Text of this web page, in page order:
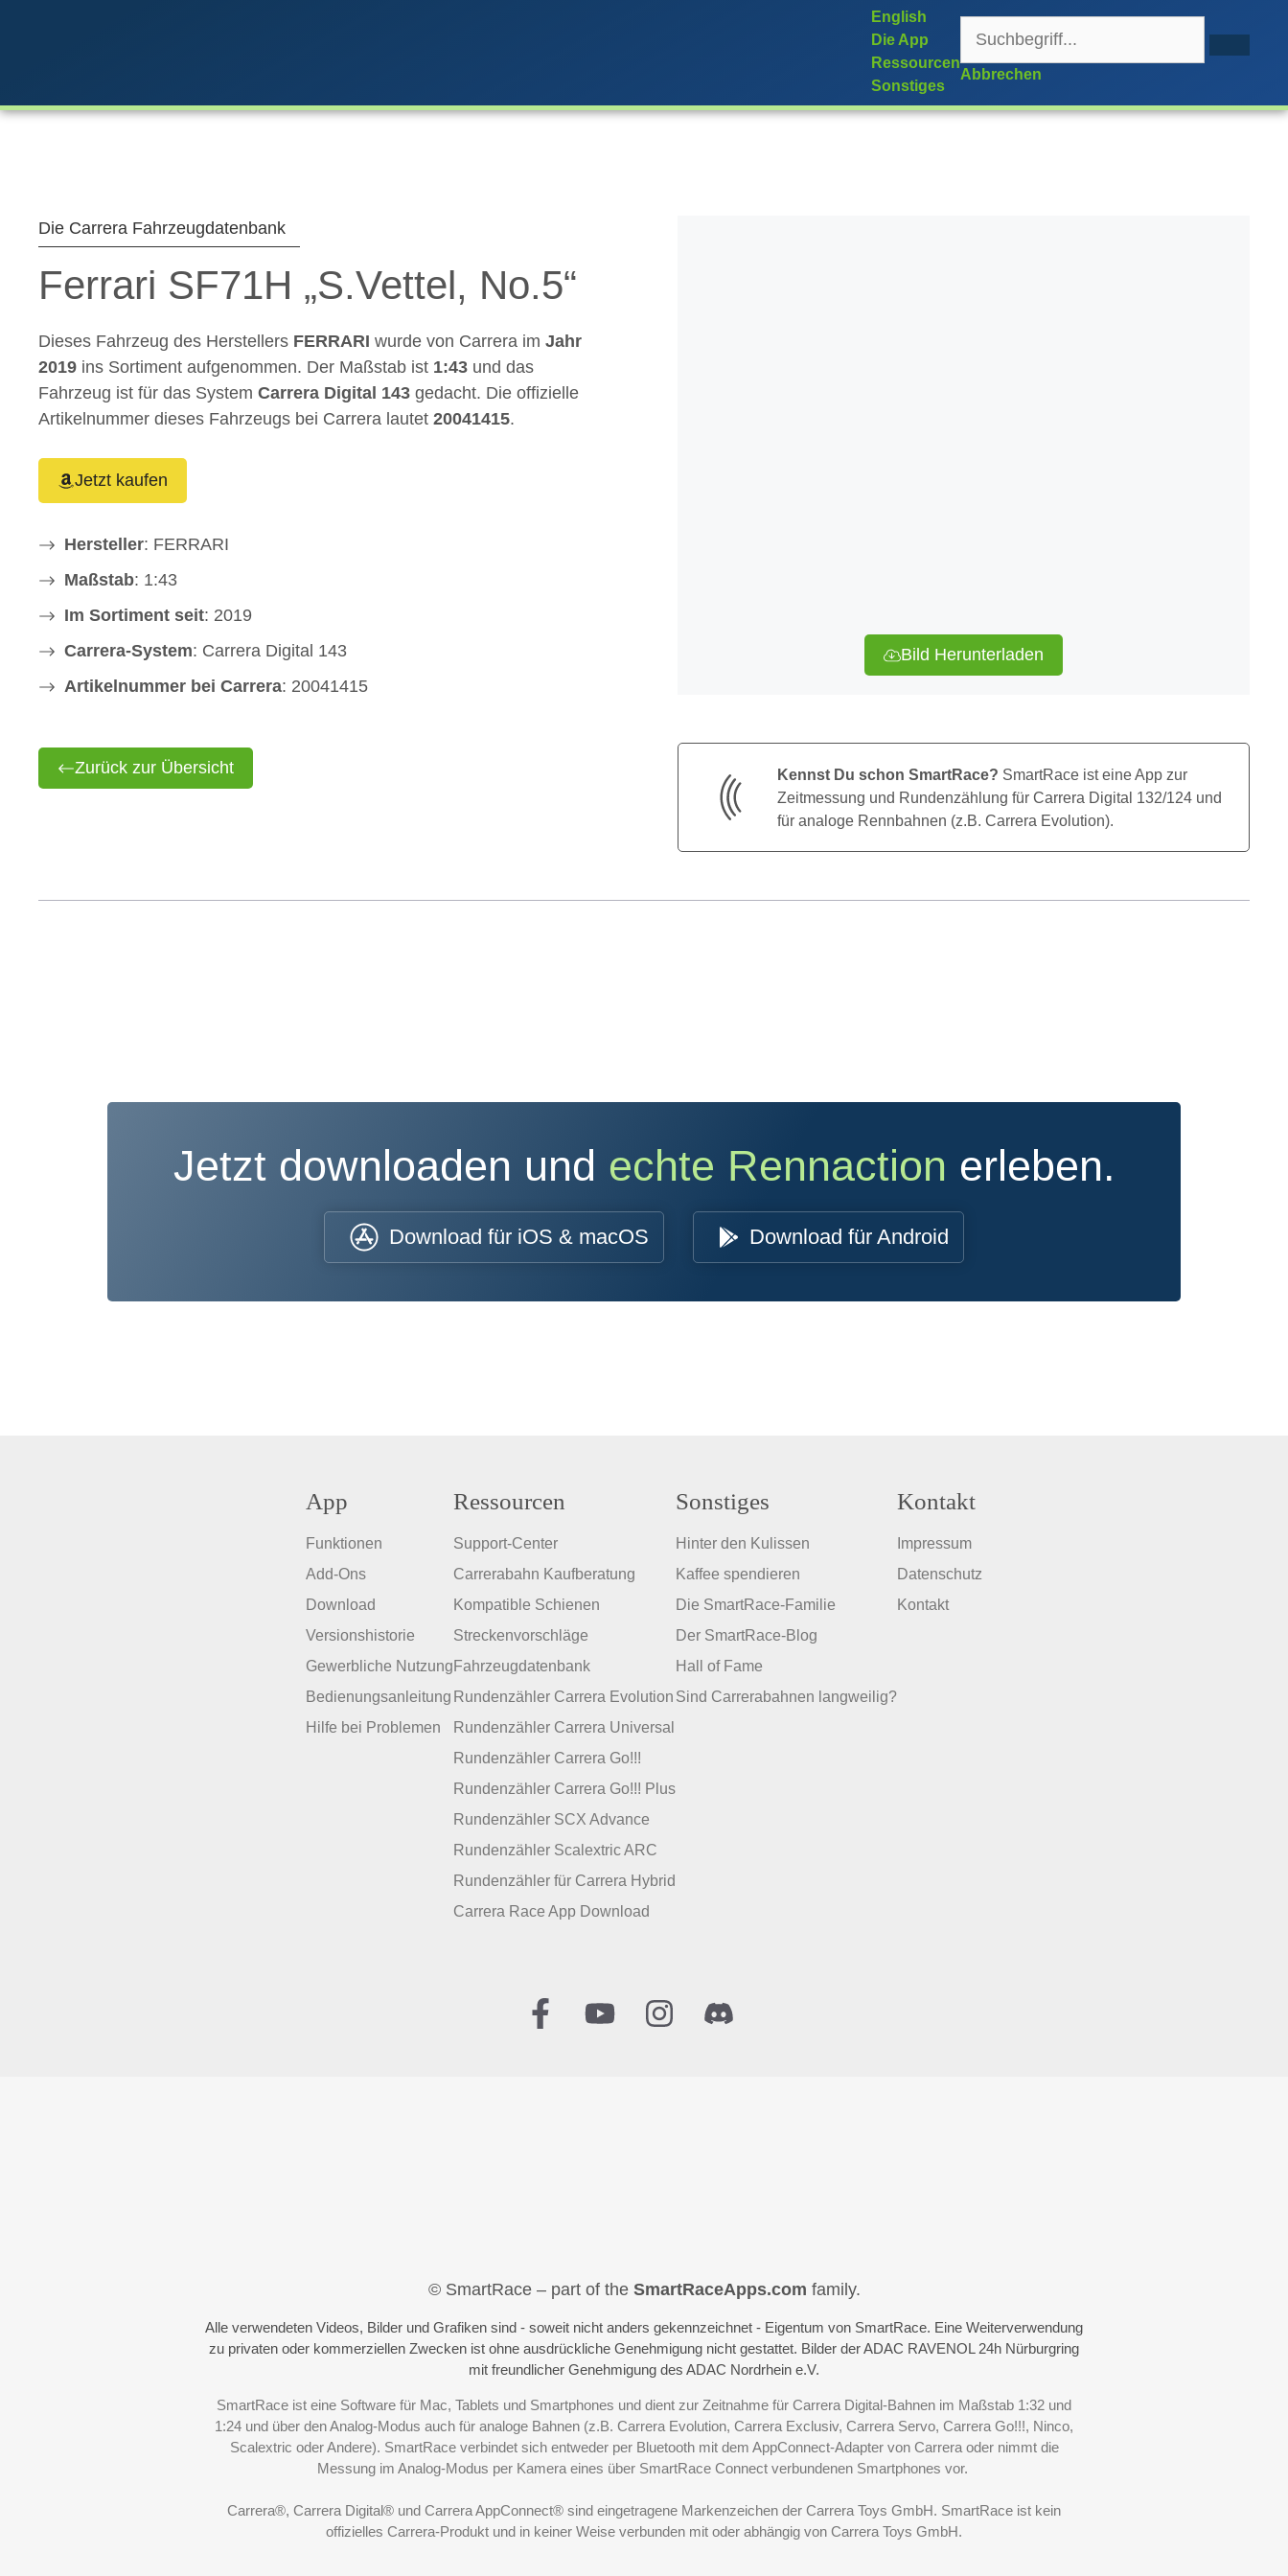
English
Die App
Ressourcen
Sonstiges
Abbrechen
Die Carrera Fahrzeugdatenbank
Ferrari SF71H „S.Vettel, No.5“
Dieses Fahrzeug des Herstellers FERRARI wurde von Carrera im Jahr
2019 ins Sortiment aufgenommen. Der Maßstab ist 1:43 und das
Fahrzeug ist für das System Carrera Digital 143 gedacht. Die offizielle
Artikelnummer dieses Fahrzeugs bei Carrera lautet 20041415.
Jetzt kaufen
Hersteller: FERRARI
Maßstab: 1:43
Im Sortiment seit: 2019
Carrera-System: Carrera Digital 143
Artikelnummer bei Carrera: 20041415
Zurück zur Übersicht
Bild Herunterladen
Kennst Du schon SmartRace? SmartRace ist eine App zur
Zeitmessung und Rundenzählung für Carrera Digital 132/124 und
für analoge Rennbahnen (z.B. Carrera Evolution).
Jetzt downloaden und echte Rennaction erleben.
Download für iOS & macOS Download für Android
App
Funktionen
Add-Ons
Download
Versionshistorie
Gewerbliche Nutzung
Bedienungsanleitung
Hilfe bei Problemen
Ressourcen
Support-Center
Carrerabahn Kaufberatung
Kompatible Schienen
Streckenvorschläge
Fahrzeugdatenbank
Rundenzähler Carrera Evolution
Rundenzähler Carrera Universal
Rundenzähler Carrera Go!!!
Rundenzähler Carrera Go!!! Plus
Rundenzähler SCX Advance
Rundenzähler Scalextric ARC
Rundenzähler für Carrera Hybrid
Carrera Race App Download
Sonstiges
Hinter den Kulissen
Kaffee spendieren
Die SmartRace-Familie
Der SmartRace-Blog
Hall of Fame
Sind Carrerabahnen langweilig?
Kontakt
Impressum
Datenschutz
Kontakt
© SmartRace – part of the SmartRaceApps.com family.
Alle verwendeten Videos, Bilder und Grafiken sind - soweit nicht anders gekennzeichnet - Eigentum von SmartRace. Eine Weiterverwendung
zu privaten oder kommerziellen Zwecken ist ohne ausdrückliche Genehmigung nicht gestattet. Bilder der ADAC RAVENOL 24h Nürburgring
mit freundlicher Genehmigung des ADAC Nordrhein e.V.
SmartRace ist eine Software für Mac, Tablets und Smartphones und dient zur Zeitnahme für Carrera Digital-Bahnen im Maßstab 1:32 und
1:24 und über denAnalog-Modus auch für analoge Bahnen (z.B. Carrera Evolution, Carrera Exclusiv, Carrera Servo, Carrera Go!!!, Ninco,
Scalextric oder Andere). SmartRace verbindet sich entweder per Bluetooth mit dem AppConnect-Adapter von Carrera oder nimmt die
Messung im Analog-Modus per Kamera eines über SmartRace Connectverbundenen Smartphones vor.
Carrera®, Carrera Digital® und Carrera AppConnect® sind eingetragene Markenzeichen der Carrera Toys GmbH. SmartRace ist kein
offizielles Carrera-Produkt und in keiner Weise verbunden mit oder abhängig von Carrera Toys GmbH.